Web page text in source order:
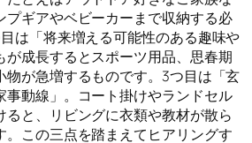
プギアやベビーカーまで収納する必
は「将来増える可能性のある趣味や
が成長するとスポーツ用品、思春期
物が急増するものです。3つ目は「玄
事動線」。コート掛けやランドセル
ると、リビングに衣類や教材が散ら
。この三点を踏まえてヒアリングす